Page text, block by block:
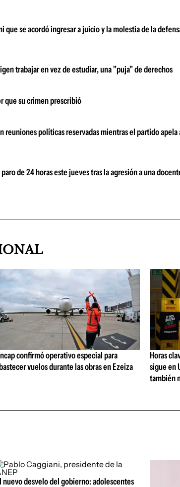
que se acordó ingresar a juicio y la molestia de la
trabajar en vez de estudiar, una "puja" de derechos
que su crimen prescribió
reuniones políticas reservadas mientras el partido
de 24 horas este jueves tras la agresión a una
confirmó operativo especial para
vuelos durante las obras en Ezeiza
Horas
sigue en
también
nuevo desvelo del gobierno: adolescentes